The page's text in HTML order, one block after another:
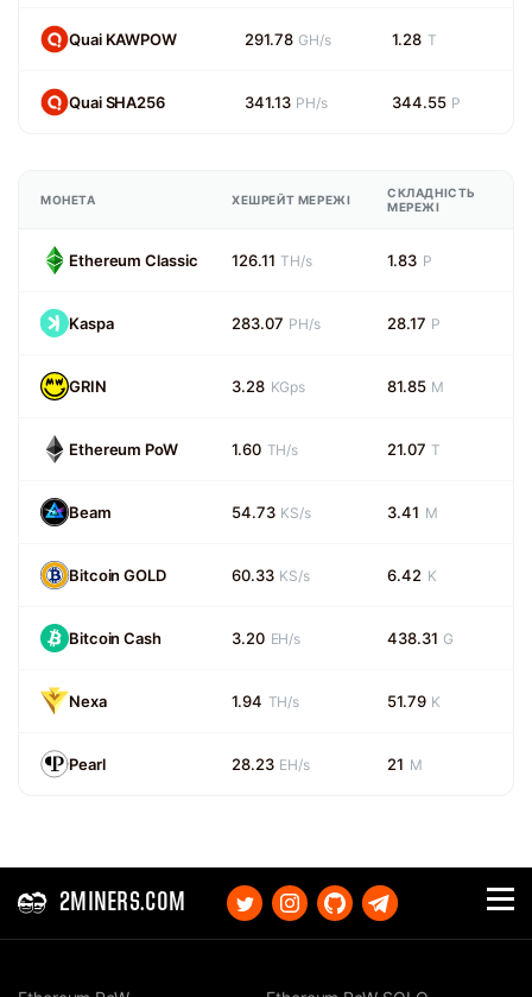
Quai KAWPOW 291.78 GH/s 1.28 T
Quai SHA256 341.13 PH/s 344.55 P
МОНЕТА ХЕШРЕЙТ МЕРЕЖІ
СКЛАДНІСТЬ
МЕРЕЖІ
Ethereum Classic 126.11 TH/s 1.83 P
Kaspa 283.07 PH/s 28.17 P
GRIN 3.28 KGps 81.85 M
Ethereum PoW 1.60 TH/s 21.07 T
Beam 54.73 KS/s 3.41 M
Bitcoin GOLD 60.33 KS/s 6.42 K
Bitcoin Cash 3.20 EH/s 438.31 G
Nexa 1.94 TH/s 51.79 K
Pearl 28.23 EH/s 21 M
2MINERS.COM